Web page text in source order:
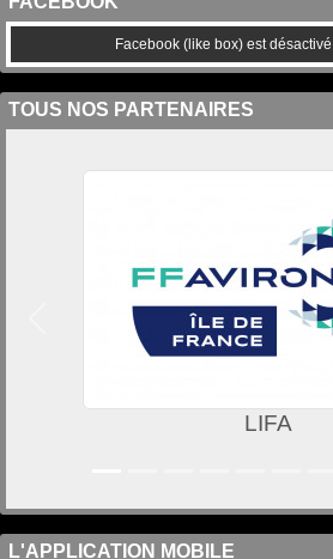
Facebook (like box) est désactivé.
TOUS NOS PARTENAIRES
LIFA
L'APPLICATION MOBILE